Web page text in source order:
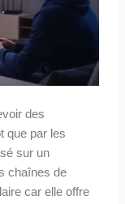
des
que par les
sur un
chaînes de
car elle offre